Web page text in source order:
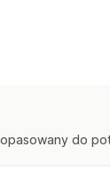
do